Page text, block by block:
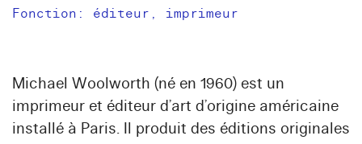
Fonction: éditeur, imprimeur
Michael Woolworth (né en 1960) est un
imprimeur et éditeur d’art d’origine américaine
installé à Paris. Il produit des éditions originales